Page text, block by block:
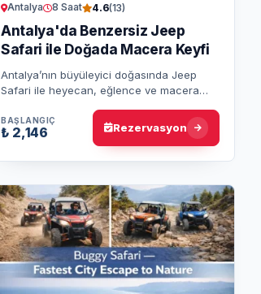
Antalya 8 Saat 4.6(13)
Antalya'da Benzersiz Jeep
Safari ile Doğada Macera Keyfi
Antalya’nın büyüleyici doğasında Jeep
Safari ile heyecan, eğlence ve macera
anılar biriktirmeniz için siz…
BAŞLANGIÇ
₺ 2,146 Rezervasyon